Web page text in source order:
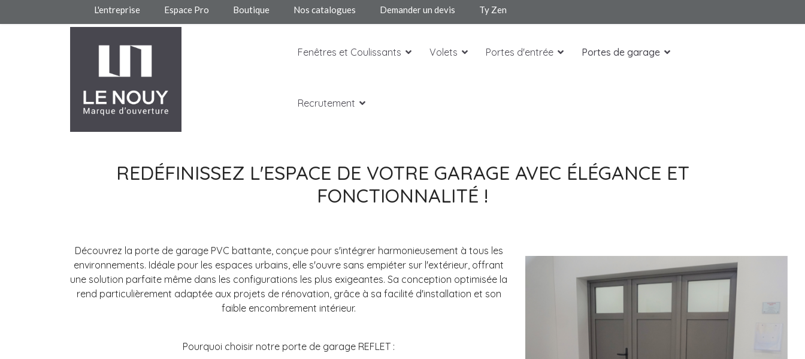
L'entreprise Espace Pro Boutique Nos catalogues Demander un devis Ty Zen
Fenêtres et Coulissants Volets Portes d'entrée Portes de garage
Recrutement
REDÉFINISSEZ L'ESPACE DE VOTRE GARAGE AVEC ÉLÉGANCE ET
FONCTIONNALITÉ !
Découvrez la porte de garage PVC battante, conçue pour s'intégrer harmonieusement à tous les
environnements. Idéale pour les espaces urbains, elle s'ouvre sans empiéter sur l'extérieur, offrant
une solution parfaite même dans les configurations les plus exigeantes. Sa conception optimisée la
rend particulièrement adaptée aux projets de rénovation, grâce à sa facilité d'installation et son
faible encombrement intérieur.
Pourquoi choisir notre porte de garage REFLET :